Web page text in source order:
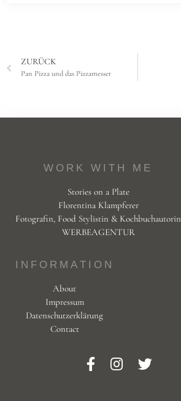
ZURÜCK
Pan Pizza und das Pizzamesser
WORK WITH ME
Stories on a Plate
Florentina Klampferer
Fotografin, Food Stylistin & Kochbuchautorin
WERBEAGENTUR
INFORMATION
About
Impressum
Datenschutzerklärung
Contact